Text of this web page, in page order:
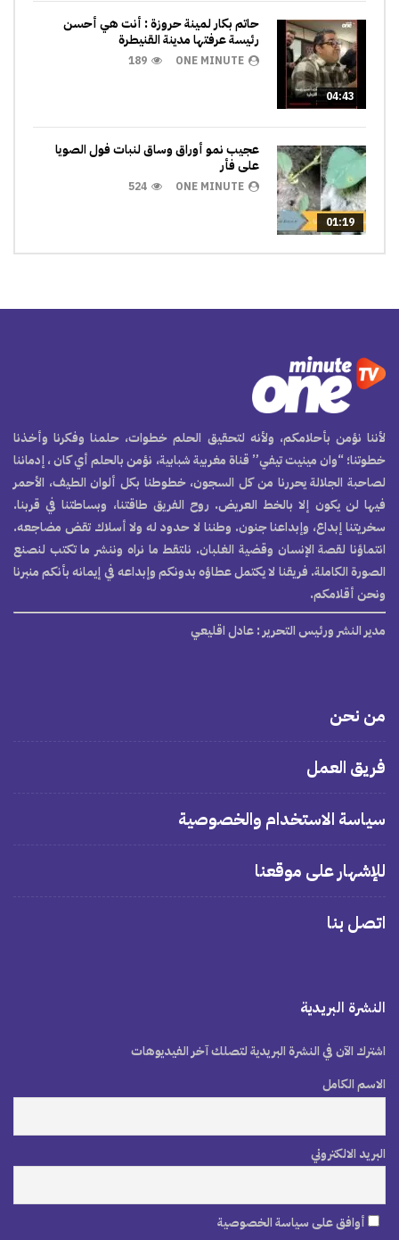
04:43
حاتم بكار لمينة حروزة : أنت هي أحسن
رئيسة عرفتها مدينة القنيطرة
ONE MINUTE
189
01:19
عجيب نمو أوراق وساق لنبات فول الصويا
على فأر
ONE MINUTE
524
لأننا نؤمن بأحلامكم، ولأنه لتحقيق الحلم خطوات، حلمنا وفكرنا وأخذنا
خطوتنا؛ “وان مينيت تيفي” قناة مغربية شبابية، نؤمن بالحلم أي كان ، إدماننا
لصاحبة الجلالة يحررنا من كل السجون، خطوطنا بكل ألوان الطيف، الأحمر
فيها لن يكون إلا بالخط العريض. روح الفريق طاقتنا، وبساطتنا في قربنا.
سخريتنا إبداع، وإبداعنا جنون. وطننا لا حدود له ولا أسلاك تقض مضاجعه.
انتماؤنا لقصة الإنسان وقضية الغلبان. نلتقط ما نراه وننشر ما تكتب لنصنع
الصورة الكاملة. فريقنا لا يكتمل عطاؤه بدونكم وإبداعه في إيمانه بأنكم منبرنا
ونحن أقلامكم.
مدير النشر ورئيس التحرير: عادل اقليعي
من نحن
فريق العمل
سياسة الاستخدام والخصوصية
للإشهار على موقعنا
اتصل بنا
النشرة البريدية
اشترك الآن في النشرة البريدية لتصلك آخر الفيديوهات
الاسم الكامل
البريد الالكتروني
أوافق على سياسة الخصوصية